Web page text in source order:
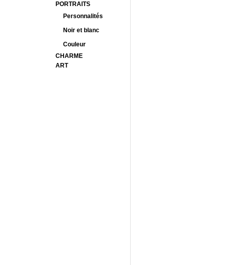
PORTRAITS
Personnalités
Noir et blanc
Couleur
CHARME
ART